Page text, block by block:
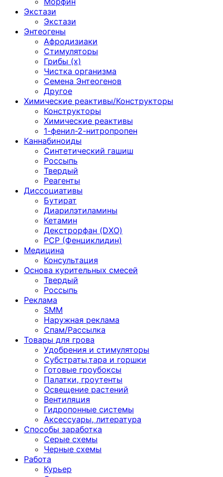
Экстази
Экстази
Энтеогены
Афродизиаки
Стимуляторы
Грибы (х)
Чистка организма
Семена Энтеогенов
Другое
Химические реактивы/Конструкторы
Конструкторы
Химические реактивы
1-фенил-2-нитропропен
Каннабиноиды
Синтетический гашиш
Россыпь
Твердый
Реагенты
Диссоциативы
Бутират
Диарилэтиламины
Кетамин
Декстрорфан (DXO)
PCP (Фенциклидин)
Медицина
Консультация
Основа курительных смесей
Твердый
Россыпь
Реклама
SMM
Наружная реклама
Спам/Рассылка
Товары для грова
Удобрения и стимуляторы
Субстраты,тара и горшки
Готовые гроубоксы
Палатки, гроутенты
Освещение растений
Вентиляция
Гидропонные системы
Аксессуары, литература
Способы заработка
Серые схемы
Черные схемы
Работа
Курьер